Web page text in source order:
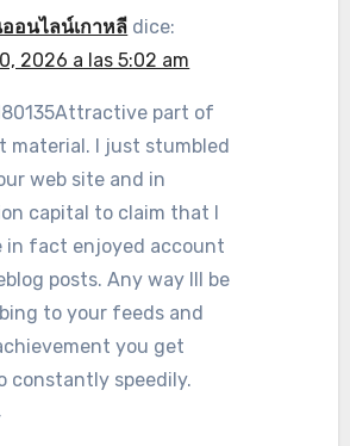
อนไลน์เกาหลี dice:
2026 a las 5:02 am
part of
material. I just stumbled
web site and in
capital to claim that I
in fact enjoyed account
posts. Any way Ill be
to your feeds and
you get
constantly speedily.